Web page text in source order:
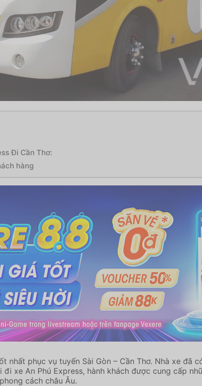
Đi Cần Thơ:
hàng
nhất phục vụ tuyến Sài Gòn – Cần Thơ. Nhà xe đã
xe An Phú Express, hành khách được cung cấp
cách châu Âu.